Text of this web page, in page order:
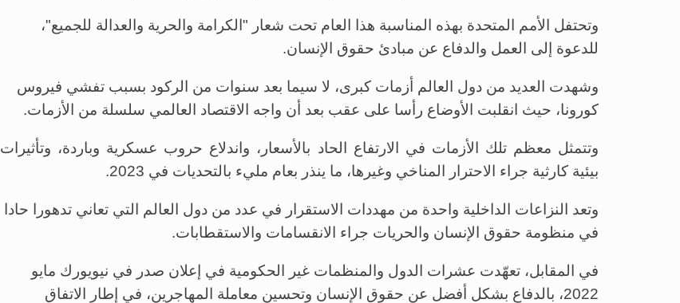
وتحتفل الأمم المتحدة بهذه المناسبة هذا العام تحت شعار "الكرامة والحرية والعدالة للجميع"،
للدعوة إلى العمل والدفاع عن مبادئ حقوق الإنسان.
وشهدت العديد من دول العالم أزمات كبرى، لا سيما بعد سنوات من الركود بسبب تفشي فيروس
كورونا، حيث انقلبت الأوضاع رأسا على عقب بعد أن واجه الاقتصاد العالمي سلسلة من الأزمات.
وتتمثل معظم تلك الأزمات في الارتفاع الحاد بالأسعار، واندلاع حروب عسكرية وباردة، وتأثيرات
بيئية كارثية جراء الاحترار المناخي وغيرها، ما ينذر بعام مليء بالتحديات في 2023.
وتعد النزاعات الداخلية واحدة من مهددات الاستقرار في عدد من دول العالم التي تعاني تدهورا حادا
في منظومة حقوق الإنسان والحريات جراء الانقسامات والاستقطابات.
في المقابل، تعهّدت عشرات الدول والمنظمات غير الحكومية في إعلان صدر في نيويورك مايو
2022، بالدفاع بشكل أفضل عن حقوق الإنسان وتحسين معاملة المهاجرين، في إطار الاتفاق